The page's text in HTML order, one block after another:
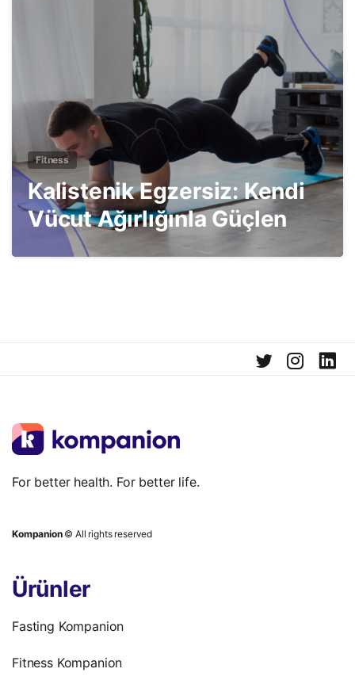
Fitness
Kalistenik Egzersiz: Kendi
Vücut Ağırlığınla Güçlen
For better health. For better life.
Kompanion© All rights reserved
Ürünler
Fasting Kompanion
Fitness Kompanion